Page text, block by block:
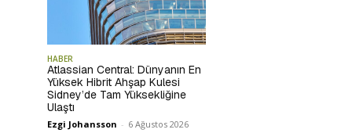
HABER
Atlassian Central: Dünyanın En
Yüksek Hibrit Ahşap Kulesi
Sidney’de Tam Yüksekliğine
Ulaştı
Ezgi Johansson - 6 Ağustos 2026